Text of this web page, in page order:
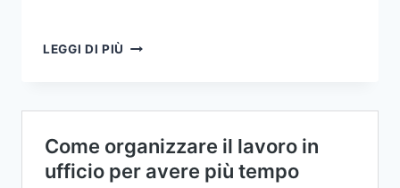
LEGGI DI PIÙ PIGNORAMENTO
RISCOSSIONE
E
FATTURA